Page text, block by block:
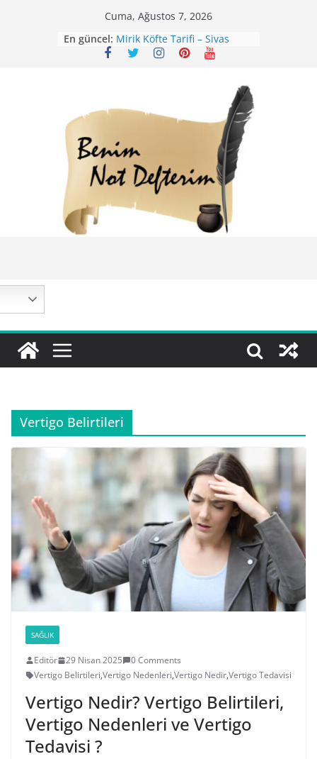
Cuma, Ağustos 7, 2026
En güncel: Mirik Köfte Tarifi – Sivas
Kıvrım Böreği Tarifi
Nohutlu Pirinç Pilavı Tarifi
Vertigo Belirtileri
SAĞLIK
Editör 29 Nisan 2025
0 Comments
Vertigo Belirtileri,Vertigo Nedenleri,Vertigo Nedir,Vertigo Tedavisi
Vertigo Nedir? Vertigo Belirtileri,
Vertigo Nedenleri ve Vertigo
Tedavisi ?